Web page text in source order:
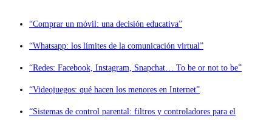
“Comprar un móvil: una decisión educativa”
“Whatsapp: los límites de la comunicación virtual”
“Redes: Facebook, Instagram, Snapchat… To be or not to be”
“Videojuegos: qué hacen los menores en Internet”
“Sistemas de control parental: filtros y controladores para el